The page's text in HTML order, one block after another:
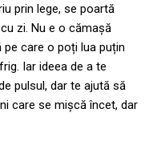
prin lege, se poartă
zi. Nu e o cămașă
care o poți lua puțin
Iar ideea de a te
pulsul, dar te ajută să
care se mișcă încet, dar